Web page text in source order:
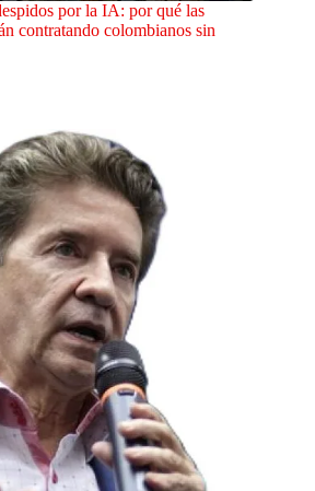
por la IA: por qué las
contratando colombianos sin